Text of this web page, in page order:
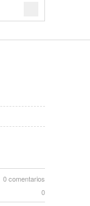
0 comentarios
0